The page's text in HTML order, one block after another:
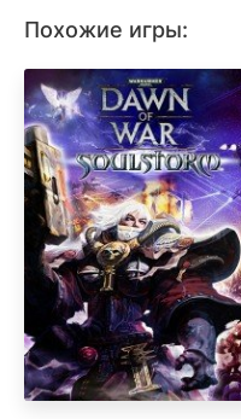
Похожие игры: